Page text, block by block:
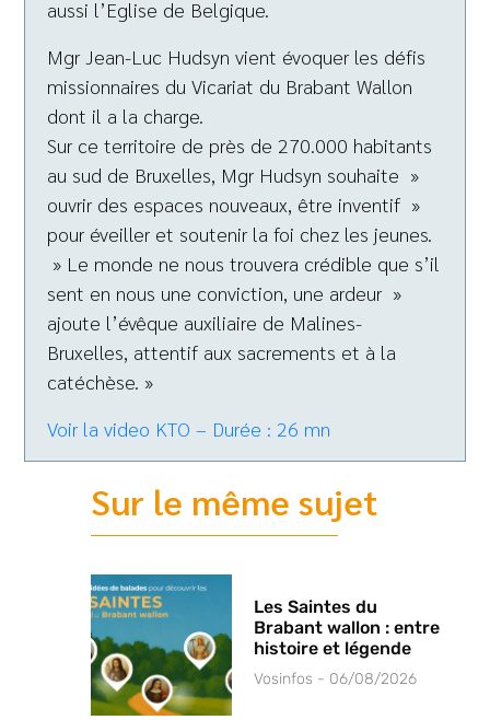
aussi l’Eglise de Belgique.
Mgr Jean-Luc Hudsyn vient évoquer les défis
missionnaires du Vicariat du Brabant Wallon
dont il a la charge.
Sur ce territoire de près de 270.000 habitants
au sud de Bruxelles, Mgr Hudsyn souhaite »
ouvrir des espaces nouveaux, être inventif »
pour éveiller et soutenir la foi chez les jeunes.
» Le monde ne nous trouvera crédible que s’il
sent en nous une conviction, une ardeur »
ajoute l’évêque auxiliaire de Malines-
Bruxelles, attentif aux sacrements et à la
catéchèse. »
Voir la video KTO – Durée : 26 mn
Sur le même sujet
Les Saintes du
Brabant wallon : entre
histoire et légende
Vosinfos 06/08/2026